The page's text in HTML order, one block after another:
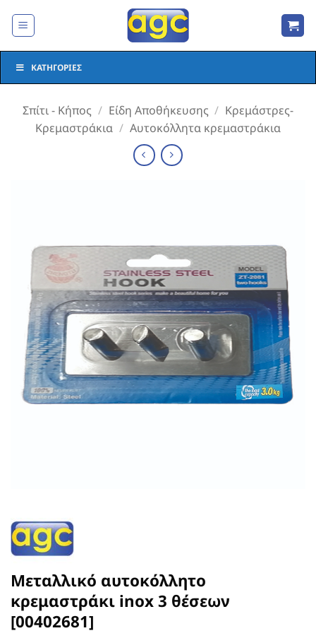
στο
ΚΑΤΗΓΟΡΊΕΣ
Σπίτι - Κήπος / Είδη Αποθήκευσης / Κρεμάστρες-
Κρεμαστράκια / Αυτοκόλλητα κρεμαστράκια
Μεταλλικό αυτοκόλλητο
κρεμαστράκι inox 3 θέσεων
[00402681]